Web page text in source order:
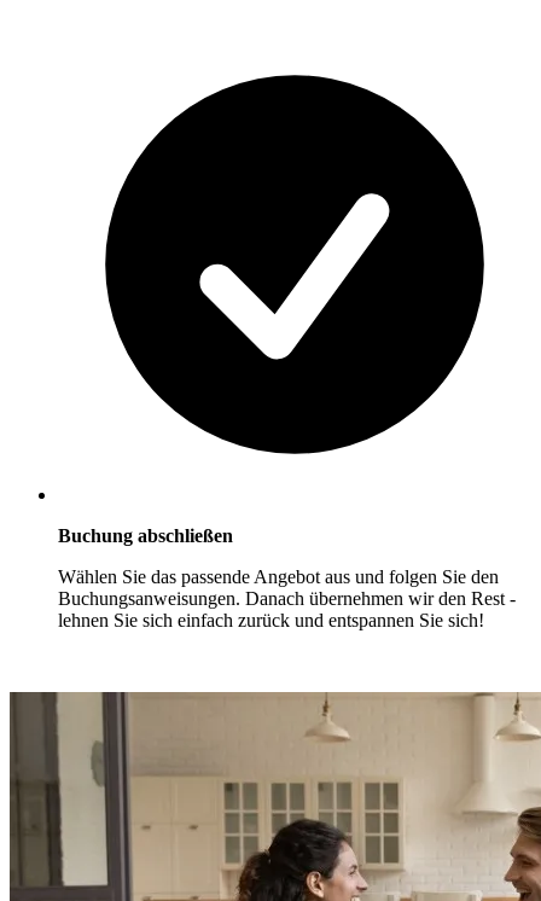
Buchung abschließen
Wählen Sie das passende Angebot aus und folgen Sie den
Buchungsanweisungen. Danach übernehmen wir den Rest -
lehnen Sie sich einfach zurück und entspannen Sie sich!